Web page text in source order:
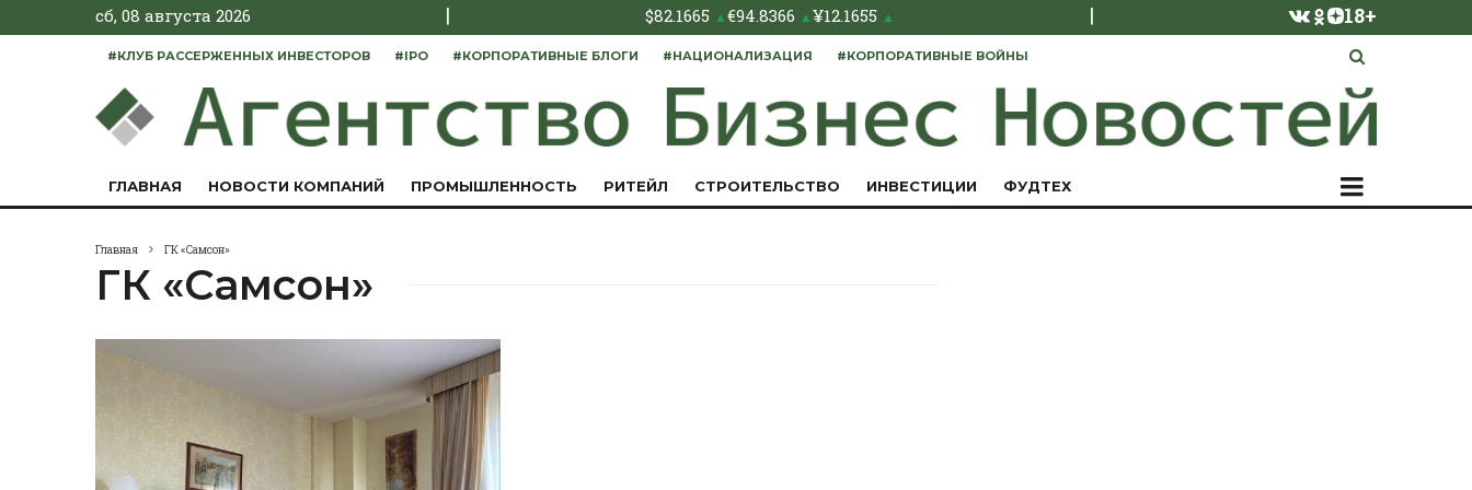
сб, 08 августа 2026 | $82.1665 ▲€94.8366 ▲¥12.1655 ▲ | 18+
#КЛУБ РАССЕРЖЕННЫХ ИНВЕСТОРОВ #IPO #КОРПОРАТИВНЫЕ БЛОГИ #НАЦИОНАЛИЗАЦИЯ #КОРПОРАТИВНЫЕ ВОЙНЫ
ГЛАВНАЯ НОВОСТИ КОМПАНИЙ ПРОМЫШЛЕННОСТЬ РИТЕЙЛ СТРОИТЕЛЬСТВО ИНВЕСТИЦИИ ФУДТЕХ
Главная ГК «Самсон»
ГК «Самсон»